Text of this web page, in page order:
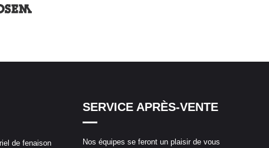
de fenaison
SERVICE APRÈS-VENTE
Nos équipes se feront un plaisir de vous